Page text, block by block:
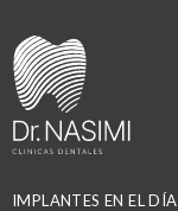
IMPLANTES EN EL DÍA